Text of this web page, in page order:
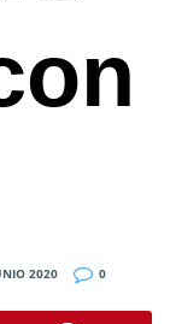
2020 0